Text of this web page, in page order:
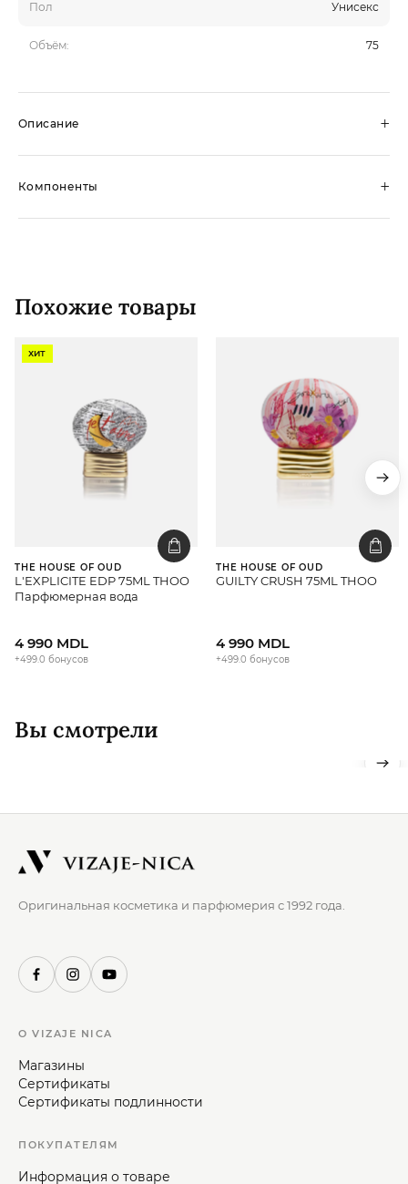
Пол Унисекс
Объём: 75
Описание +
Компоненты +
Похожие товары
ХИТ
THE HOUSE OF OUD
L'EXPLICITE EDP 75ML THOO
Парфюмерная вода
4 990 MDL
+499.0 бонусов
THE HOUSE OF OUD
GUILTY CRUSH 75ML THOO
4 990 MDL
+499.0 бонусов
Вы смотрели
Оригинальная косметика и парфюмерия с 1992 года.
О VIZAJE NICA
Магазины
Сертификаты
Сертификаты подлинности
ПОКУПАТЕЛЯМ
Информация о товаре